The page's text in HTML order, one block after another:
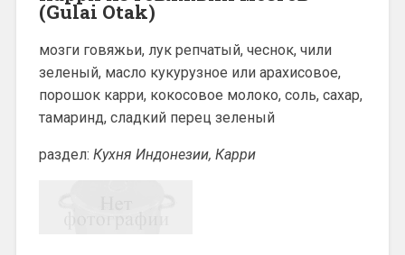
(Gulai Otak)
мозги говяжьи, лук репчатый, чеснок, чили
зеленый, масло кукурузное или арахисовое,
порошок карри, кокосовое молоко, соль, сахар,
тамаринд, сладкий перец зеленый
раздел: Кухня Индонезии, Карри